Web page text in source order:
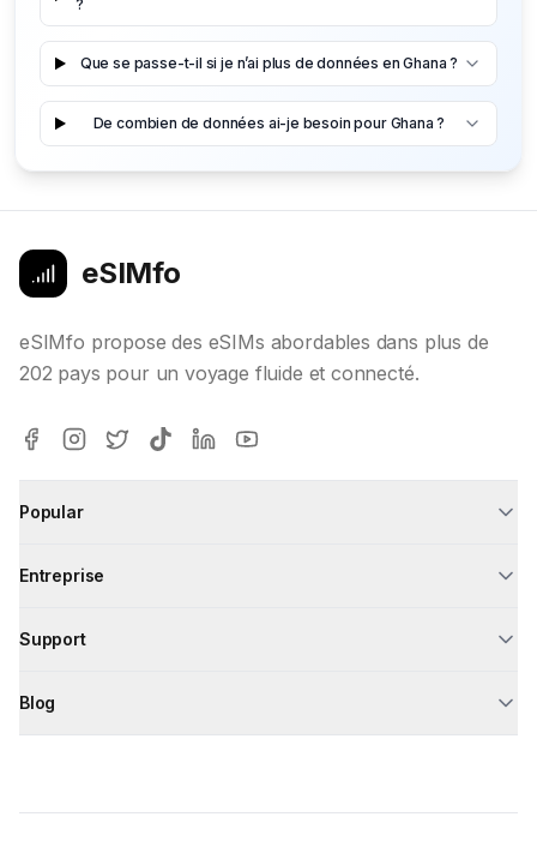
?
Que se passe-t-il si je n’ai plus de données en Ghana ?
De combien de données ai-je besoin pour Ghana ?
eSIMfo
eSIMfo propose des eSIMs abordables dans plus de
202 pays pour un voyage fluide et connecté.
Popular
Entreprise
Support
Blog